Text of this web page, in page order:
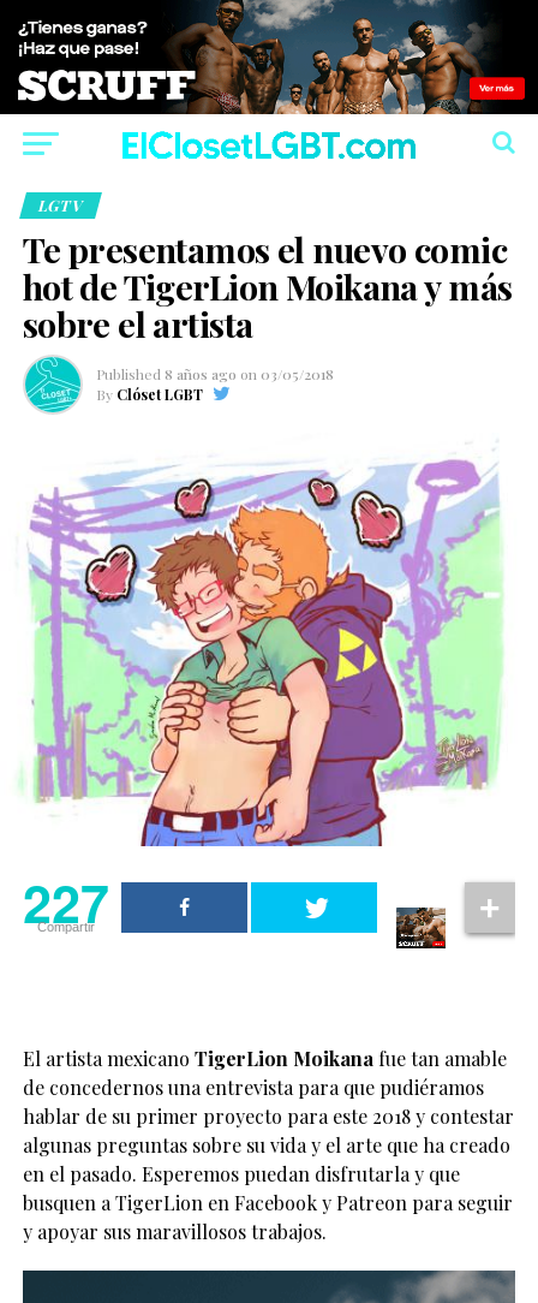
LGTV
Te presentamos el nuevo comic
hot de TigerLion Moikana y más
sobre el artista
Published 8 años ago on 03/05/2018
By Clóset LGBT
227
Compartir
El artista mexicano TigerLion Moikana fue tan amable
de concedernos una entrevista para que pudiéramos
hablar de su primer proyecto para este 2018 y contestar
algunas preguntas sobre su vida y el arte que ha creado
en el pasado. Esperemos puedan disfrutarla y que
busquen a TigerLion en Facebook y Patreon para seguir
y apoyar sus maravillosos trabajos.